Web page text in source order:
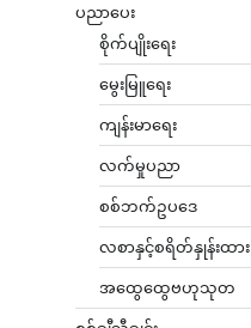
ပညာပေး
စိုက်ပျိုးရေး
မွေးမြူရေး
ကျန်းမာရေး
လက်မှုပညာ
စစ်ဘက်ဥပဒေ
လစာနှင့်စရိတ်နှုန်းထား
အထွေထွေဗဟုသုတ